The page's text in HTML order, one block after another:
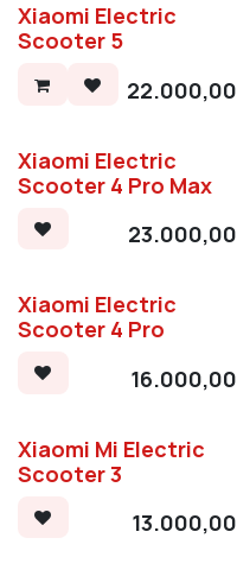
Xiaomi Electric
Scooter 5
22.000,00
Xiaomi Electric
Scooter 4 Pro Max
23.000,00
Xiaomi Electric
Scooter 4 Pro
16.000,00
Xiaomi Mi Electric
Scooter 3
13.000,00